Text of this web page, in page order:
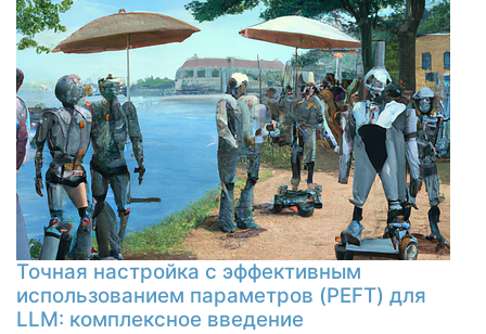
Точная настройка с эффективным
использованием параметров (PEFT) для
LLM: комплексное введение